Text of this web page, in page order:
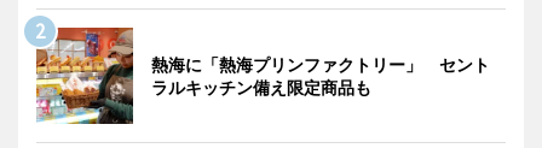
熱海に「熱海プリンファクトリー」 セント
ラルキッチン備え限定商品も